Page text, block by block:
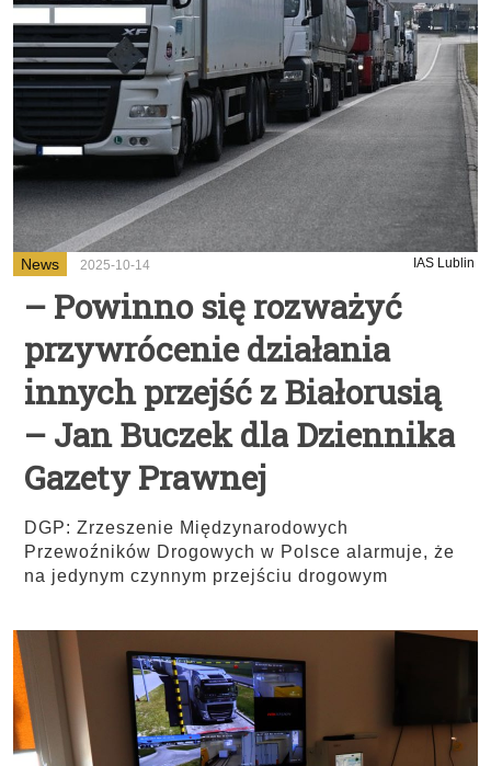
News 2025-10-14 IAS Lublin
– Powinno się rozważyć
przywrócenie działania
innych przejść z Białorusią
– Jan Buczek dla Dziennika
Gazety Prawnej
DGP: Zrzeszenie Międzynarodowych
Przewoźników Drogowych w Polsce alarmuje, że
na jedynym czynnym przejściu drogowym